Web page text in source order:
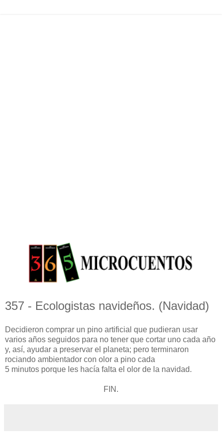
357 - Ecologistas navideños. (Navidad)
Decidieron comprar un pino artificial que pudieran usar
varios años seguidos para no tener que cortar uno cada año
y, así, ayudar a preservar el planeta; pero terminaron
rociando ambientador con olor a pino cada
5 minutos porque les hacía falta el olor de la navidad.
FIN.